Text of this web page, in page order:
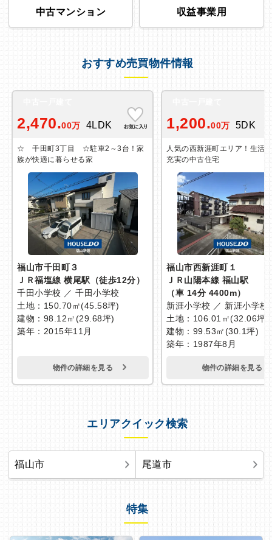
中古マンション 収益事業用
おすすめ売買物件情報
2,470.00万 4LDK
☆ 千田町3丁目 ☆駐車2～3台！家
族が快適に暮らせる家
福山市千田町３
ＪＲ福塩線 横尾駅
（徒歩12分）
千田小学校 ／ 千田小学校
土地：150.70㎡(45.58坪)
建物：98.12㎡(29.68坪)
築年：2015年11月
物件の詳細を見る
1,200.00万 5DK
人気の西新涯町エリア！生活
充実の中古住宅
福山市西新涯町１
ＪＲ山陽本線 福山駅
（車 14分 4400m）
新涯小学校 ／ 新涯小学校
土地：106.01㎡(32.06坪)
建物：99.53㎡(30.1坪)
築年：1987年8月
物件の詳細を見る
エリアクイック検索
福山市 尾道市
特集